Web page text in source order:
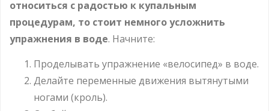
относиться с радостью к купальным
процедурам, то стоит немного усложнить
упражнения в воде. Начните:
Проделывать упражнение «велосипед» в воде.
Делайте переменные движения вытянутыми
ногами (кроль).